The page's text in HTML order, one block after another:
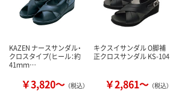
KAZEN ナースサンダル・
クロスタイプ(ヒール：約
41ｍｍ…
￥3,820～ （税込）
キクスイサンダル O脚補
正クロスサンダル KS-104
￥2,861～ （税込）